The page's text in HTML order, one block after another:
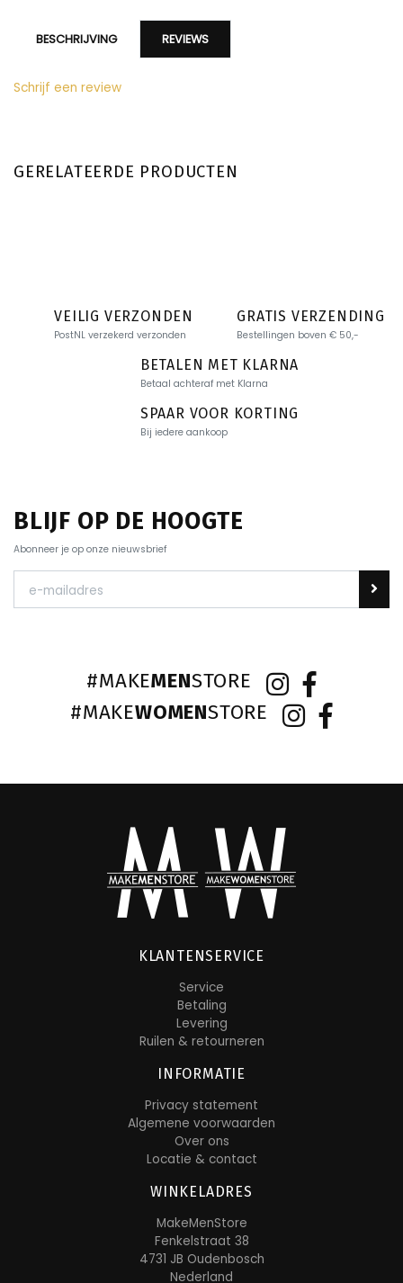
BESCHRIJVING REVIEWS
Schrijf een review
GERELATEERDE PRODUCTEN
VEILIG VERZONDEN
PostNL verzekerd verzonden
GRATIS VERZENDING
Bestellingen boven € 50,-
BETALEN MET KLARNA
Betaal achteraf met Klarna
SPAAR VOOR KORTING
Bij iedere aankoop
BLIJF OP DE HOOGTE
Abonneer je op onze nieuwsbrief
#MAKEMENSTORE
#MAKEWOMENSTORE
KLANTENSERVICE
Service
Betaling
Levering
Ruilen & retourneren
INFORMATIE
Privacy statement
Algemene voorwaarden
Over ons
Locatie & contact
WINKELADRES
MakeMenStore
Fenkelstraat 38
4731 JB Oudenbosch
Nederland